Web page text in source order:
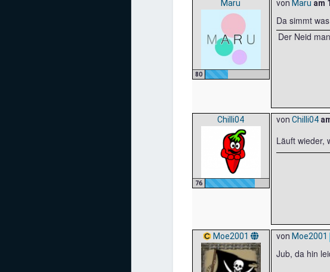
Maru
80
von Maru am
Da simmt
Der Neid
Chilli04
76
von Chilli04
Läuft wieder,
Moe2001 von Moe2001
Jub, da hin